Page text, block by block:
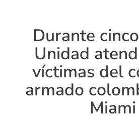
Durante
Unidad
víctimas del
armado
Miami